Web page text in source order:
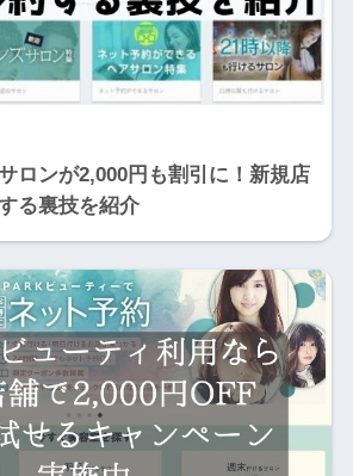
ロンが2,000円も割引に！新規店
る裏技を紹介